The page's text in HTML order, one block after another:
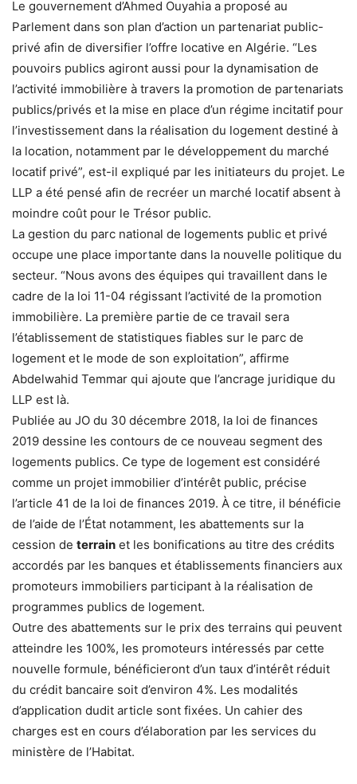
Le gouvernement d’Ahmed Ouyahia a proposé au
Parlement dans son plan d’action un partenariat public-
privé afin de diversifier l’offre locative en Algérie. “Les
pouvoirs publics agiront aussi pour la dynamisation de
l’activité immobilière à travers la promotion de partenariats
publics/privés et la mise en place d’un régime incitatif pour
l’investissement dans la réalisation du logement destiné à
la location, notamment par le développement du marché
locatif privé”, est-il expliqué par les initiateurs du projet. Le
LLP a été pensé afin de recréer un marché locatif absent à
moindre coût pour le Trésor public.
La gestion du parc national de logements public et privé
occupe une place importante dans la nouvelle politique du
secteur. “Nous avons des équipes qui travaillent dans le
cadre de la loi 11-04 régissant l’activité de la promotion
immobilière. La première partie de ce travail sera
l’établissement de statistiques fiables sur le parc de
logement et le mode de son exploitation”, affirme
Abdelwahid Temmar qui ajoute que l’ancrage juridique du
LLP est là.
Publiée au JO du 30 décembre 2018, la loi de finances
2019 dessine les contours de ce nouveau segment des
logements publics. Ce type de logement est considéré
comme un projet immobilier d’intérêt public, précise
l’article 41 de la loi de finances 2019. À ce titre, il bénéficie
de l’aide de l’État notamment, les abattements sur la
cession de terrain et les bonifications au titre des crédits
accordés par les banques et établissements financiers aux
promoteurs immobiliers participant à la réalisation de
programmes publics de logement.
Outre des abattements sur le prix des terrains qui peuvent
atteindre les 100%, les promoteurs intéressés par cette
nouvelle formule, bénéficieront d’un taux d’intérêt réduit
du crédit bancaire soit d’environ 4%. Les modalités
d’application dudit article sont fixées. Un cahier des
charges est en cours d’élaboration par les services du
ministère de l’Habitat.